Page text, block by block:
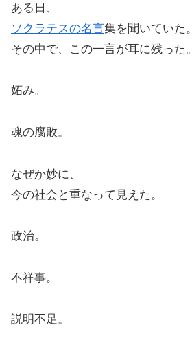
ある日、
ソクラテスの名言集を聞いていた。
その中で、この一言が耳に残った。
妬み。
魂の腐敗。
なぜか妙に、
今の社会と重なって見えた。
政治。
不祥事。
説明不足。